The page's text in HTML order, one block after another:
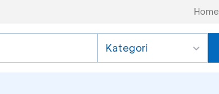
Home
Kategori